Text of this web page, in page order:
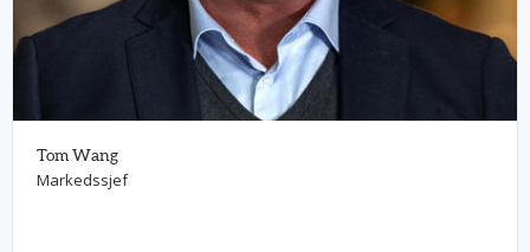
Tom Wang
Markedssjef